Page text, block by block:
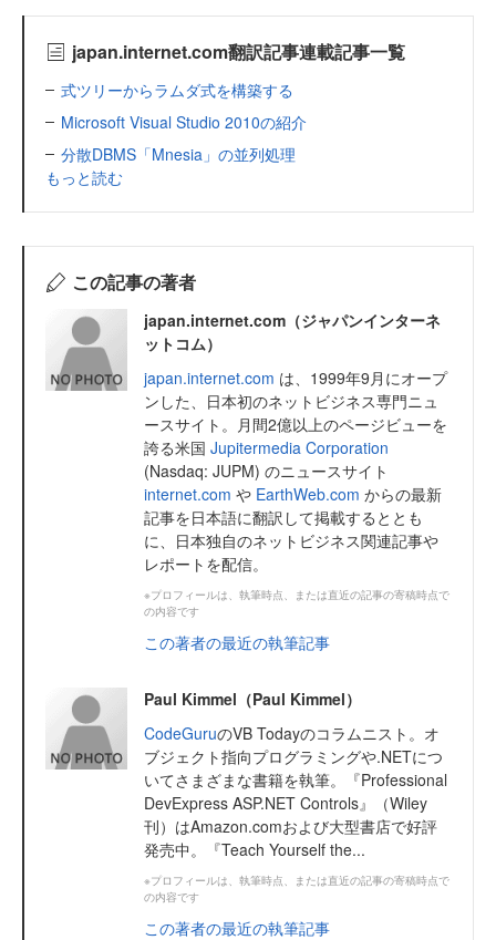
japan.internet.com翻訳記事連載記事一覧
式ツリーからラムダ式を構築する
Microsoft Visual Studio 2010の紹介
分散DBMS「Mnesia」の並列処理
もっと読む
この記事の著者
japan.internet.com（ジャパンインターネ
ットコム）
japan.internet.com は、1999年9月にオープ
ンした、日本初のネットビジネス専門ニュ
ースサイト。月間2億以上のページビューを
誇る米国 Jupitermedia Corporation
(Nasdaq: JUPM) のニュースサイト
internet.com や EarthWeb.com からの最新
記事を日本語に翻訳して掲載するととも
に、日本独自のネットビジネス関連記事や
レポートを配信。
※プロフィールは、執筆時点、または直近の記事の寄稿時点で
の内容です
この著者の最近の執筆記事
Paul Kimmel（Paul Kimmel）
CodeGuruのVB Todayのコラムニスト。オ
ブジェクト指向プログラミングや.NETにつ
いてさまざまな書籍を執筆。『Professional
DevExpress ASP.NET Controls』（Wiley
刊）はAmazon.comおよび大型書店で好評
発売中。『Teach Yourself the...
※プロフィールは、執筆時点、または直近の記事の寄稿時点で
の内容です
この著者の最近の執筆記事